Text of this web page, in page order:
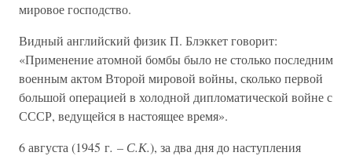
мировое господство.
Видный английский физик П. Блэккет говорит:
«Применение атомной бомбы было не столько последним
военным актом Второй мировой войны, сколько первой
большой операцией в холодной дипломатической войне с
СССР, ведущейся в настоящее время».
6 августа (1945 г. – С.К.), за два дня до наступления